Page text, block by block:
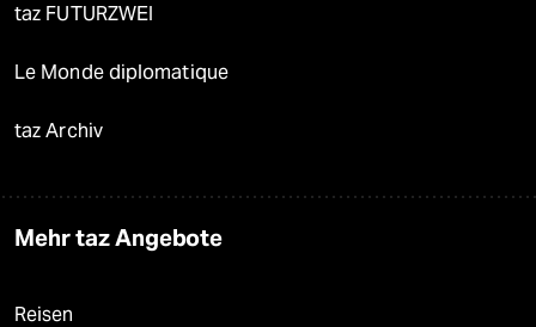
taz FUTURZWEI
Le Monde diplomatique
taz Archiv
Mehr taz Angebote
Reisen